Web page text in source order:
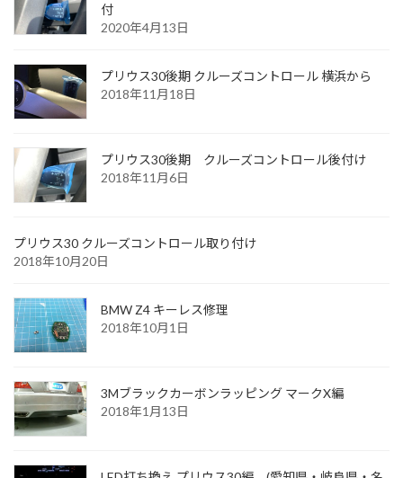
付
2020年4月13日
プリウス30後期 クルーズコントロール 横浜から
2018年11月18日
プリウス30後期 クルーズコントロール後付け
2018年11月6日
プリウス30 クルーズコントロール取り付け
2018年10月20日
BMW Z4 キーレス修理
2018年10月1日
3Mブラックカーボンラッピング マークX編
2018年1月13日